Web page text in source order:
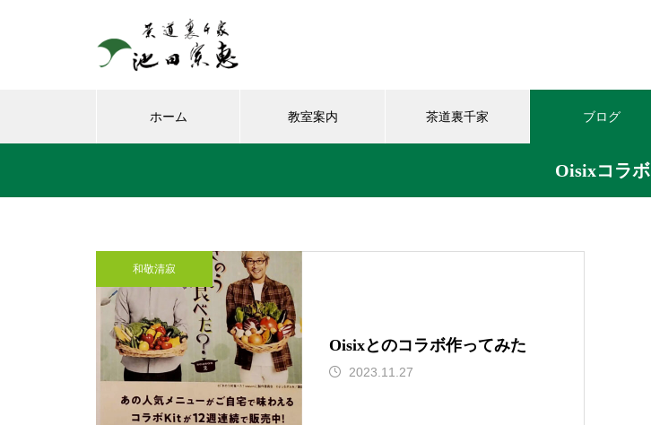
ホーム 教室案内 茶道裏千家 ブログ
教室の様子
8月、お朔日詣りをさせて頂き
ました。
お榊のお水をかえてたら、見て
みて
こんな葉っぱ見つけまし
Oisixコラボ
和敬清寂
Oisixとのコラボ作ってみた
2023.11.27